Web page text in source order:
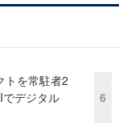
トを常駐者2
デジタル
6